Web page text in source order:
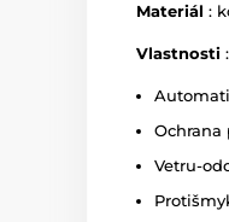
Materiál :
Vlastnosti :
Ochrana
Vetru-